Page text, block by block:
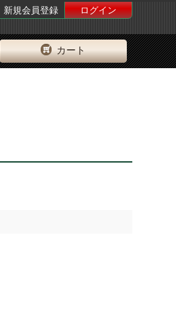
新規会員登録
ログイン
カート